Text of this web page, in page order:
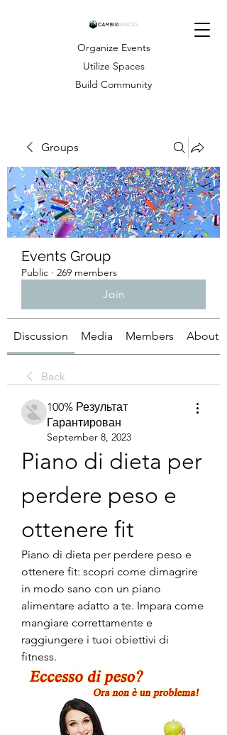
Organize Events
Utilize Spaces
Build Community
Groups
Events Group
Public · 269 members
Join
Discussion Media Members About
Back
100% Результат
Гарантирован
September 8, 2023
Piano di dieta per
perdere peso e
ottenere fit
Piano di dieta per perdere peso e
ottenere fit: scopri come dimagrire
in modo sano con un piano
alimentare adatto a te. Impara come
mangiare correttamente e
raggiungere i tuoi obiettivi di
fitness.